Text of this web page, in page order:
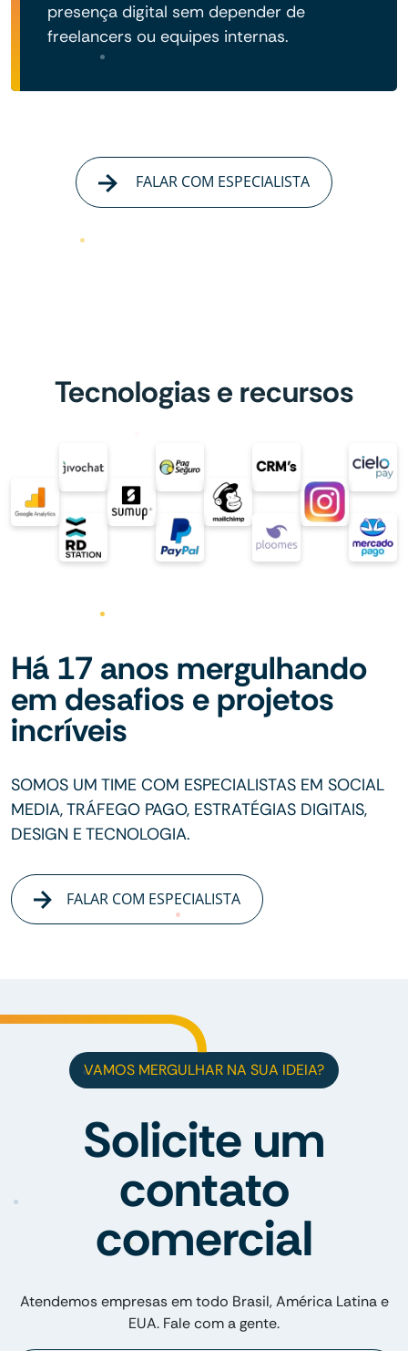
presença digital sem depender de
freelancers ou equipes internas.
FALAR COM ESPECIALISTA
Tecnologias e recursos
Há 17 anos mergulhando
em desafios e projetos
incríveis
SOMOS UM TIME COM ESPECIALISTAS EM SOCIAL
MEDIA, TRÁFEGO PAGO, ESTRATÉGIAS DIGITAIS,
DESIGN E TECNOLOGIA.
FALAR COM ESPECIALISTA
VAMOS MERGULHAR NA SUA IDEIA?
Solicite um
contato
comercial
Atendemos empresas em todo Brasil, América Latina e
EUA. Fale com a gente.